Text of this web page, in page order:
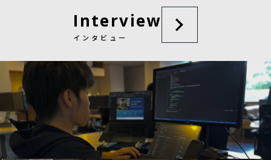
ど重要な内容も含まれています
のでぜひご覧ください！ 特設ペ
ージ
Interview
インタビュー